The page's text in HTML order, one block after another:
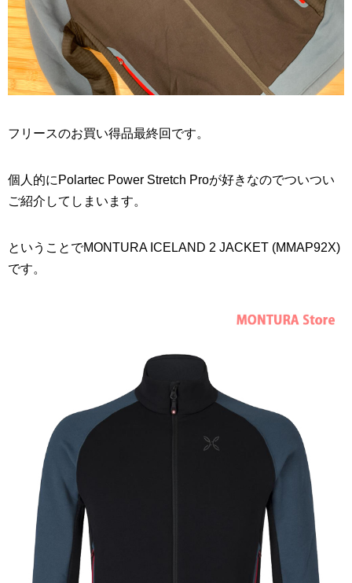
フリースのお買い得品最終回です。
個人的にPolartec Power Stretch Proが好きなのでついつい
ご紹介してしまいます。
ということでMONTURA ICELAND 2 JACKET (MMAP92X)
です。